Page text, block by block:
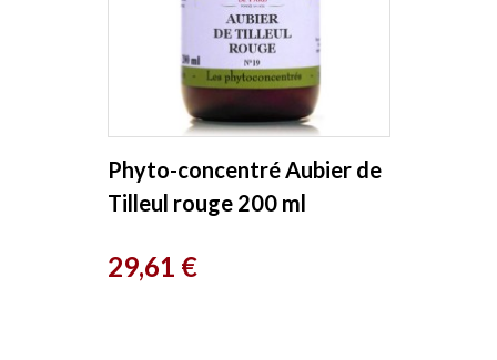
Phyto-concentré Aubier de
Tilleul rouge 200 ml
Prix
29,61 €